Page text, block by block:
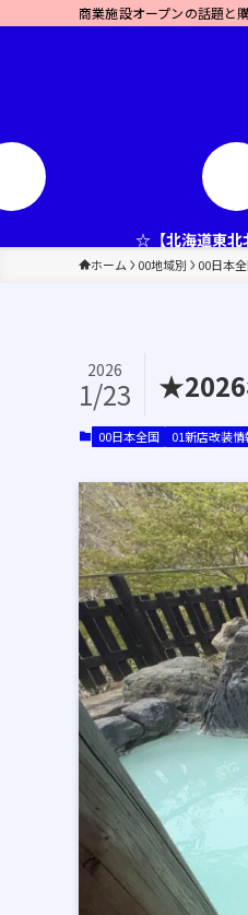
商業施設オープンの話題と
☆【北海道東北
ホーム 00地域別 00日本
★2026
2026
1/23
00日本全国 01新店改装情